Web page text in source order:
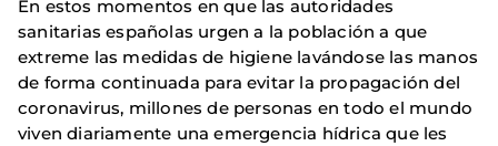
En estos momentos en que las autoridades
sanitarias españolas urgen a la población a que
extreme las medidas de higiene lavándose las manos
de forma continuada para evitar la propagación del
coronavirus, millones de personas en todo el mundo
viven diariamente una emergencia hídrica que les